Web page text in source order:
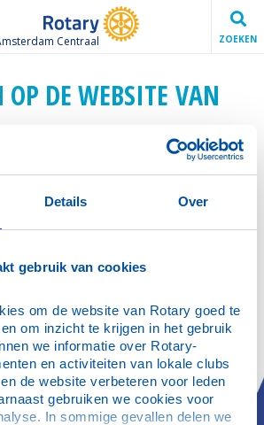
Details Over
gebruik van cookies
om de website van Rotary goed te
om inzicht te krijgen in het gebruik
we informatie over Rotary-
en activiteiten van lokale clubs
de website verbeteren voor leden
gebruiken we cookies voor
In sommige gevallen delen we
Centraal ZOEKEN
DE WEBSITE VAN
AMSTERDAM
CENTRAAL